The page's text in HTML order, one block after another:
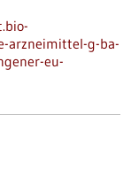
arzneimittel-g-ba-
eu-